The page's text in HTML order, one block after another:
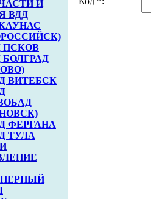
И
ВДД
ПСКОВ
БОЛГРАД
ВИТЕБСК
ФЕРГАНА
ТУЛА